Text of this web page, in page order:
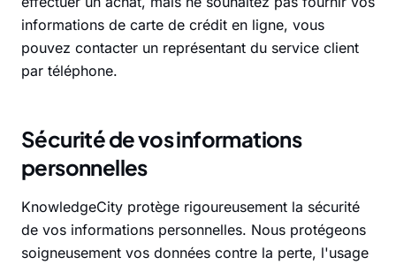
informations de carte de crédit en ligne, vous
pouvez contacter un représentant du service client
par téléphone.
Sécurité de vos informations
personnelles
KnowledgeCity protège rigoureusement la sécurité
de vos informations personnelles. Nous protégeons
soigneusement vos données contre la perte, l'usage